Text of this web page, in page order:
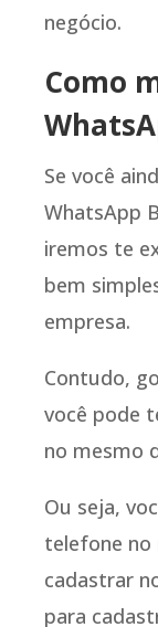
negócio.
Como
Se você
WhatsApp
iremos te
bem
empresa.
Contudo,
você pode
no mesmo
Ou seja,
telefone no
cadastrar
para